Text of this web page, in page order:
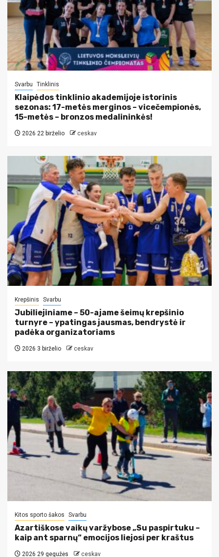
Svarbu Tinklinis
Klaipėdos tinklinio akademijoje istorinis
sezonas: 17-metės merginos – vicečempionės,
15-metės – bronzos medalininkės!
2026 22 birželio ceskav
Krepšinis Svarbu
Jubiliejiniame – 50-ajame šeimų krepšinio
turnyre – ypatingas jausmas, bendrystė ir
padėka organizatoriams
2026 3 birželio ceskav
Kitos sporto šakos Svarbu
Azartiškose vaikų varžybose „Su paspirtuku –
kaip ant sparnų“ emocijos liejosi per kraštus
2026 29 gegužės ceskav